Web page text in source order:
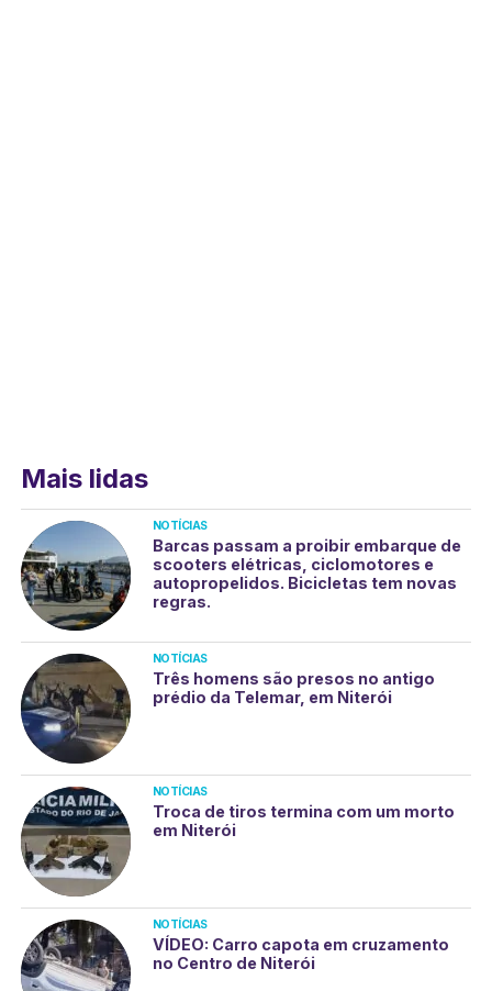
Mais lidas
NOTÍCIAS
Barcas passam a proibir embarque de
scooters elétricas, ciclomotores e
autopropelidos. Bicicletas tem novas
regras.
NOTÍCIAS
Três homens são presos no antigo
prédio da Telemar, em Niterói
NOTÍCIAS
Troca de tiros termina com um morto
em Niterói
NOTÍCIAS
VÍDEO: Carro capota em cruzamento
no Centro de Niterói